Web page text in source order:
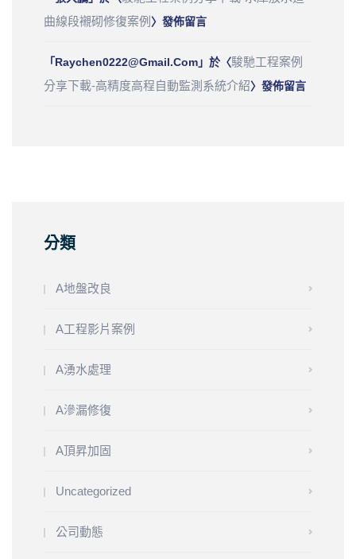
曲線段襯砌修復案例 〉發佈留言
「 Raychen0222@gmail.com」於〈駿馳工程案例
分享下載-高精度高程自動監測系統介紹〉發佈留言
分類
A地盤改良
A工程影片案例
A湧水處理
A滲漏修復
A頂昇加固
Uncategorized
公司動態